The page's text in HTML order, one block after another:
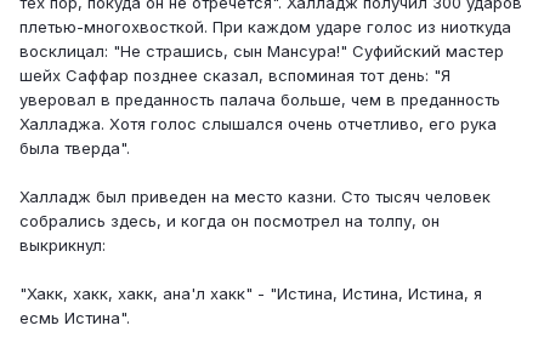
плетью-многохвосткой. При каждом ударе голос из ниоткуда
восклицал: "Не страшись, сын Мансура!" Суфийский мастер
шейх Саффар позднее сказал, вспоминая тот день: "Я
уверовал в преданность палача больше, чем в преданность
Халладжа. Хотя голос слышался очень отчетливо, его рука
была тверда".
Халладж был приведен на место казни. Сто тысяч человек
собрались здесь, и когда он посмотрел на толпу, он
выкрикнул:
"Хакк, хакк, хакк, ана'л хакк" - "Истина, Истина, Истина, я
есмь Истина".